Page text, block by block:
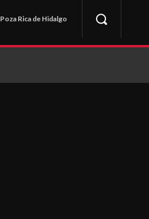
Poza Rica de Hidalgo